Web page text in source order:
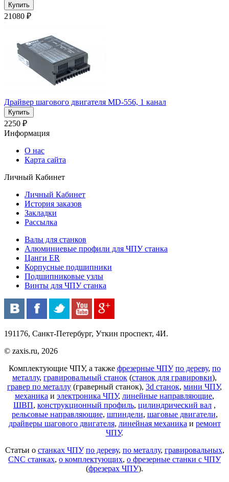
21080 ₽
Драйвер шагового двигателя MD-556, 1 канал
2250 ₽
Информация
О нас
Карта сайта
Личный Кабинет
Личный Кабинет
История заказов
Закладки
Рассылка
Валы для станков
Алюминиевые профили для ЧПУ станка
Цанги ER
Корпусные подшипники
Подшипниковые узлы
Винты для ЧПУ станка
191176, Санкт-Петербург, Уткин проспект, 4И.
© zaxis.ru, 2026
Комплектующие ЧПУ, а также фрезерные ЧПУ по дереву, по
металлу, гравировальный станок (станок для гравировки),
гравер по металлу (граверный станок), 3d станок, мини ЧПУ,
механика и электроника ЧПУ, линейные направляющие,
ШВП, конструкционный профиль, цилиндрический вал ,
рельсовые направляющие, шпиндели, шаговые двигатели,
драйверы шагового двигателя, линейная механика и ремонт
ЧПУ.
Статьи о станках ЧПУ по дереву, по металлу, гравировальных,
CNC станках, о комплектующих, о фрезерные станки с ЧПУ
(фрезерах ЧПУ).